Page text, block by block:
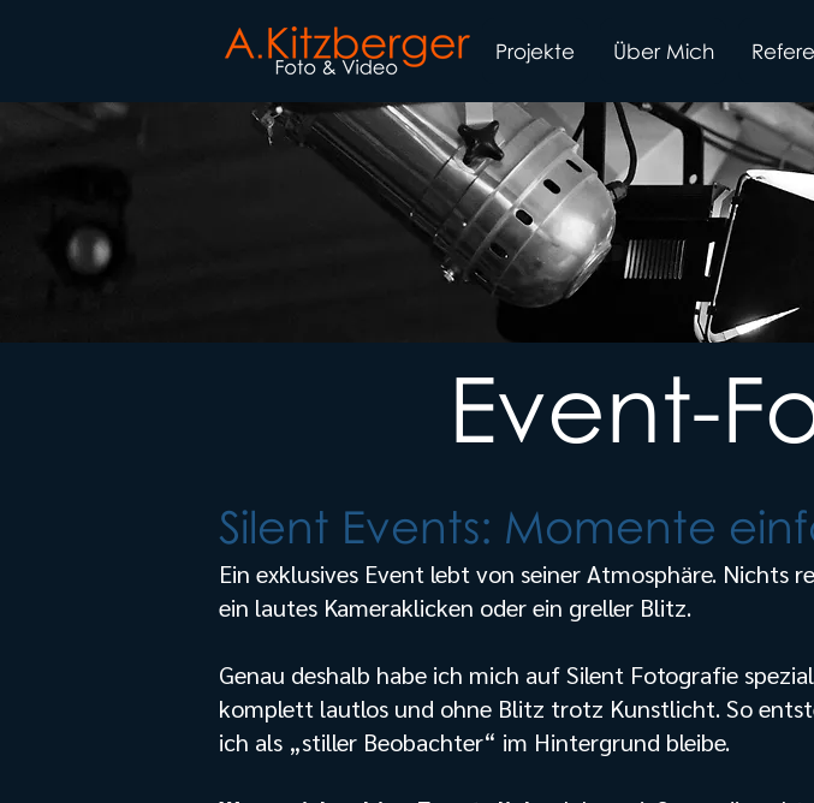
Projekte Über Mich
Event-
Silent Events: Momente
Ein exklusives Event lebt von seiner Atmosphäre. Nichts
ein lautes Kameraklicken oder ein greller Blitz.
Genau deshalb habe ich mich auf Silent Fotografie
komplett lautlos und ohne Blitz trotz Kunstlicht. So
ich als „stiller Beobachter“ im Hintergrund bleibe.